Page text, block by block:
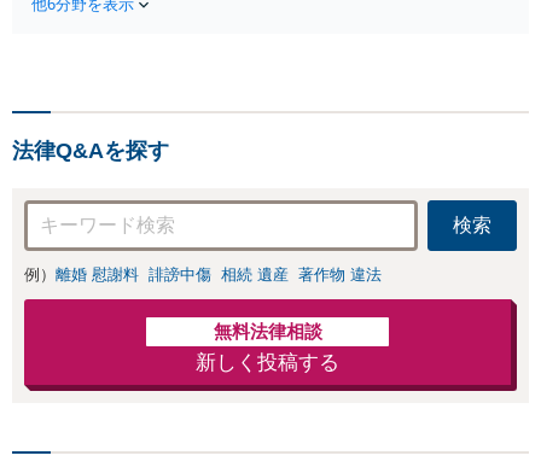
応します！即日対応可能。
他6分野を表示
法律Q&Aを探す
検索
例） 離婚 慰謝料 誹謗中傷 相続 遺産 著作物 違法
無料法律相談
新しく投稿する